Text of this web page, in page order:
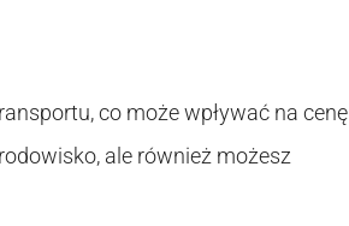
co może wpływać na cenę
ale również możesz